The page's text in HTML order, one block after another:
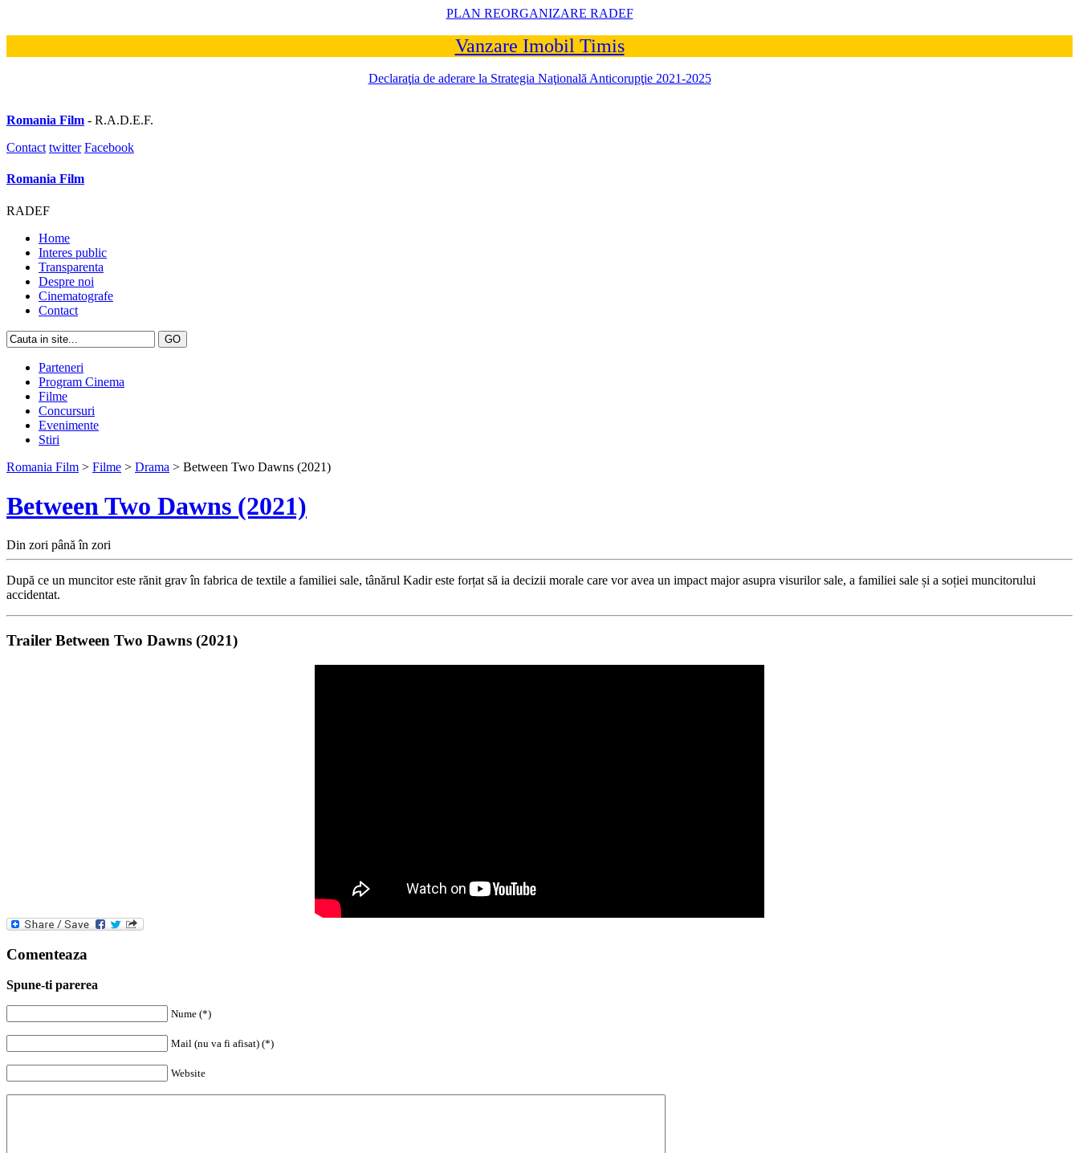
PLAN REORGANIZARE RADEF
Vanzare Imobil Timis
Declaraţia de aderare la Strategia Naţională Anticorupţie 2021-2025
Romania Film - R.A.D.E.F.
Contact twitter Facebook
Romania Film
RADEF
Home
Interes public
Transparenta
Despre noi
Cinematografe
Contact
Parteneri
Program Cinema
Filme
Concursuri
Evenimente
Stiri
Romania Film > Filme > Drama > Between Two Dawns (2021)
Between Two Dawns (2021)
Din zori până în zori
După ce un muncitor este rănit grav în fabrica de textile a familiei sale, tânărul Kadir este forțat să ia decizii morale care vor avea un impact major asupra visurilor sale, a familiei sale și a soției muncitorului
accidentat.
Trailer Between Two Dawns (2021)
Comenteaza
Spune-ti parerea
Nume (*)
Mail (nu va fi afisat) (*)
Website